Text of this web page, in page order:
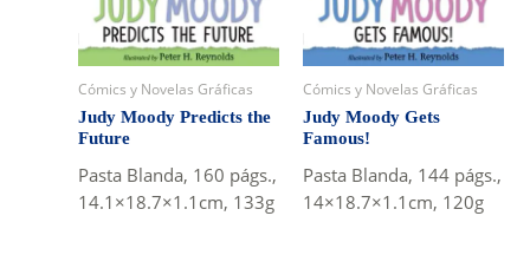
Cómics y Novelas Gráficas
Judy Moody Predicts the
Future
Pasta Blanda, 160 págs.,
14.1×18.7×1.1cm, 133g
Cómics y Novelas Gráficas
Judy Moody Gets
Famous!
Pasta Blanda, 144 págs.,
14×18.7×1.1cm, 120g